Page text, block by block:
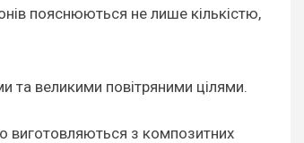
пояснюються не лише кількістю,
та великими повітряними цілями.
виготовляються з композитних